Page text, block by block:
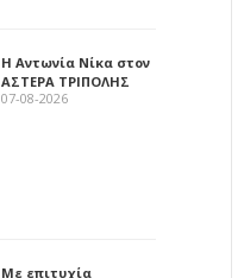
Η Αντωνία Νίκα στον
ΑΣΤΕΡΑ ΤΡΙΠΟΛΗΣ
07-08-2026
Με επιτυχία